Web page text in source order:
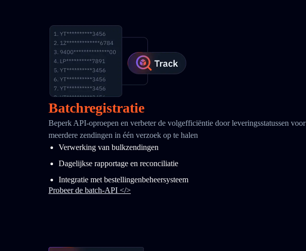
Batchregistratie
Beperk API-oproepen en verbeter de volgefficiëntie door leveringsstatussen voor
meerdere zendingen in één verzoek op te halen
Verwerking van bulkzendingen
Dagelijkse rapportage en reconciliatie
Integratie met bestellingenbeheersysteem
Probeer de batch-API </>